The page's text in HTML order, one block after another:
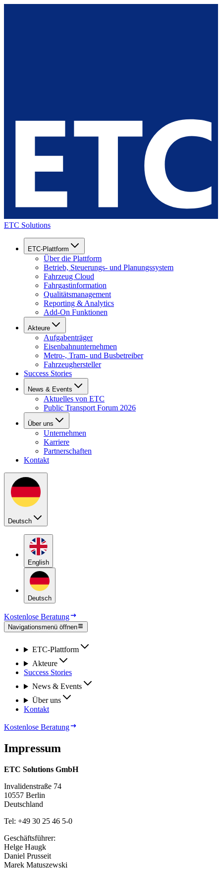
ETC Solutions
ETC-Plattform
Über die Plattform
Betrieb, Steuerungs- und Planungssystem
Fahrzeug Cloud
Fahrgastinformation
Qualitätsmanagement
Reporting & Analytics
Add-On Funktionen
Akteure
Aufgabenträger
Eisenbahnunternehmen
Metro-, Tram- und Busbetreiber
Fahrzeughersteller
Success Stories
News & Events
Aktuelles von ETC
Public Transport Forum 2026
Über uns
Unternehmen
Karriere
Partnerschaften
Kontakt
Deutsch
English
Deutsch
Kostenlose Beratung
Navigationsmenü öffnen
ETC-Platt­form
Ak­teu­re
Success Stories
News & Events
Über uns
Kontakt
Kostenlose Beratung
Im­pres­sum
ETC Solutions GmbH
In­va­li­den­stra­ße 74
10557 Ber­lin
Deutsch­land
Tel: +49 30 25 46 5-0
Ge­schäfts­füh­rer:
Hel­ge Haugk
Da­ni­el Prus­seit
Ma­rek Ma­tu­szew­ski